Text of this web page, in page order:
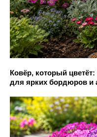
Ковёр, который
для ярких бордюров и